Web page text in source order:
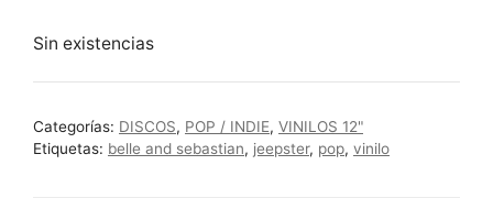
Sin existencias
Categorías: DISCOS, POP / INDIE, VINILOS 12"
Etiquetas: belle and sebastian, jeepster, pop, vinilo